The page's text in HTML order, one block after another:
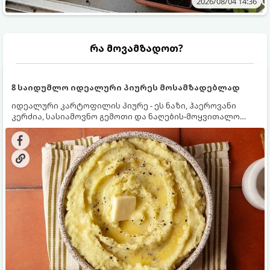
რა მოვამზადოთ?
8 საიდუმლო იდეალური პიურეს მოსამზადებლად
იდეალური კარტოფილის პიურე - ეს ნაზი, ჰაეროვანი
კერძია, სასიამოვნო გემოთი და ნაღების-მოყვითალო
ფერით. მისი მომზადება ძალიან მარტივია, მაგრამ
არსებობს რამდენიმე საიდუმლო, რომლებიც უნდა
იცოდეთ, რომ პიურე იდეალურად გემრიელი გამოვიდეს.